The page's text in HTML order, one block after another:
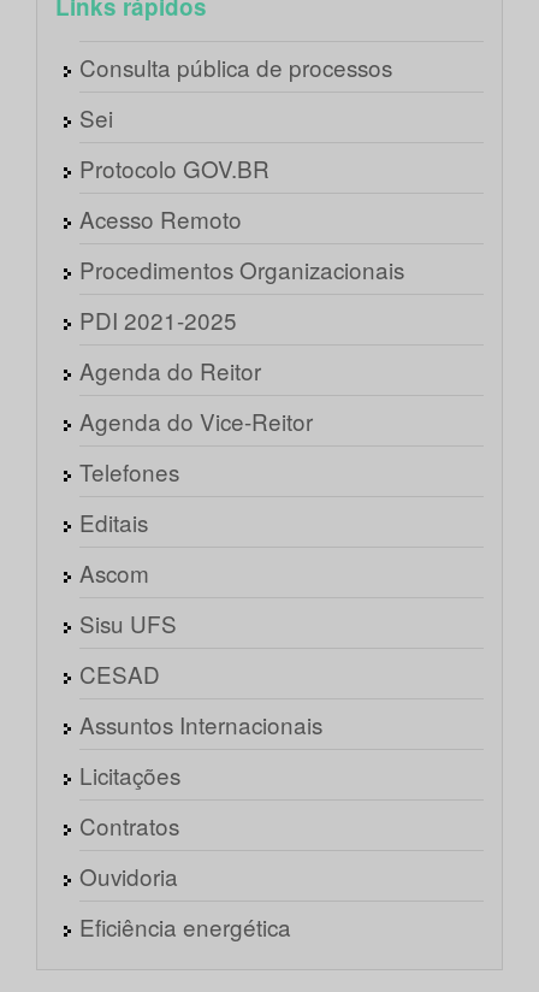
Links rápidos
Consulta pública de processos
Sei
Protocolo GOV.BR
Acesso Remoto
Procedimentos Organizacionais
PDI 2021-2025
Agenda do Reitor
Agenda do Vice-Reitor
Telefones
Editais
Ascom
Sisu UFS
CESAD
Assuntos Internacionais
Licitações
Contratos
Ouvidoria
Eficiência energética